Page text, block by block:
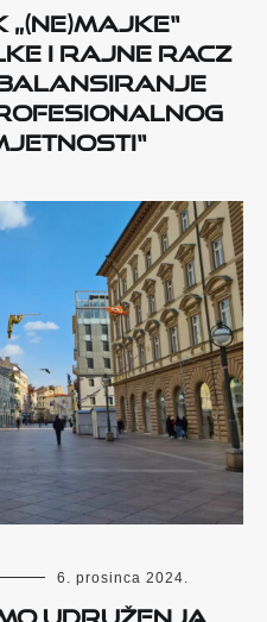
i Rajne Racz
6. prosinca 2024.
Udruženja